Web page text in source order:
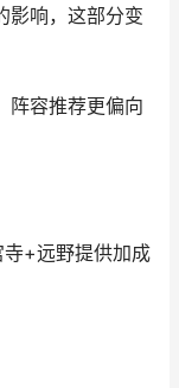
影响，这部分变
阵容推荐更偏向
+远野提供加成